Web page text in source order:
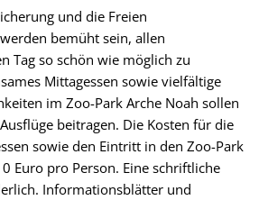
und die Freien
bemüht sein, allen
Tag so schön wie möglich zu
Mittagessen sowie vielfältige
im Zoo-Park Arche Noah sollen
beitragen. Die Kosten für die
sowie den Eintritt in den Zoo-Park
Euro pro Person. Eine schriftliche
Informationsblätter und